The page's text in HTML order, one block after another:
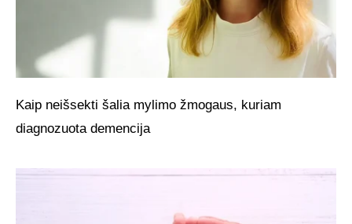
Kaip neišsekti šalia mylimo žmogaus, kuriam
diagnozuota demencija